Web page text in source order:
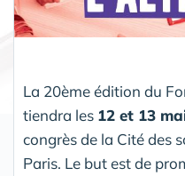
La 20ème édition du
tiendra les 12 et 13
congrès de la Cité des
Paris. Le but est de